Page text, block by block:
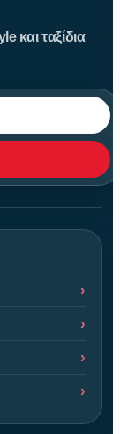
και ταξίδια